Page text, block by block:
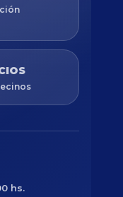
hs.